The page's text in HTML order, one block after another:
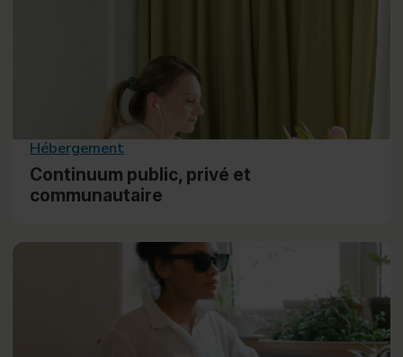
Hébergement
Continuum public, privé et
communautaire